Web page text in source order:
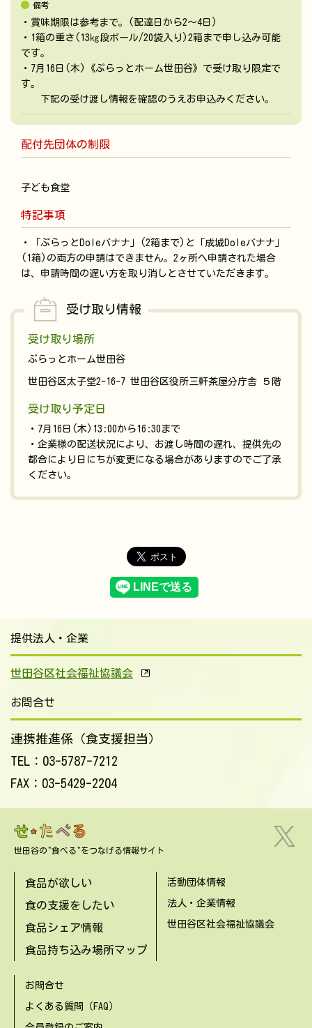
備考
・賞味期限は参考まで。(配達日から2～4日)
・1箱の重さ(13㎏段ボール/20袋入り)2箱まで申し込み可能
です。
・7月16日(木)《ぷらっとホーム世田谷》で受け取り限定で
す。
下記の受け渡し情報を確認のうえお申込みください。
配付先団体の制限
特記事項
・「ぷらっとDoleバナナ」(2箱まで)と「成城Doleバナナ」
(1箱)の両方の申請はできません。2ヶ所へ申請された場合
は、申請時間の遅い方を取り消しとさせていただきます。
受け取り情報
受け取り場所
ぷらっとホーム世田谷
世田谷区太子堂2-16-7 世田谷区役所三軒茶屋分庁舎 ５階
受け取り予定日
・7月16日(木)13:00から16:30まで
・企業様の配送状況により、お渡し時間の遅れ、提供先の
都合により日にちが変更になる場合がありますのでご了承
ください。
提供法人・企業
世田谷区社会福祉協議会
お問合せ
連携推進係（食支援担当）
TEL：03-5787-7212
FAX：03-5429-2204
世田谷の"食べる"をつなげる情報サイト
食品が欲しい
食の支援をしたい
食品シェア情報
食品持ち込み場所マップ
活動団体情報
法人・企業情報
世田谷区社会福祉協議会
お問合せ
よくある質問（FAQ）